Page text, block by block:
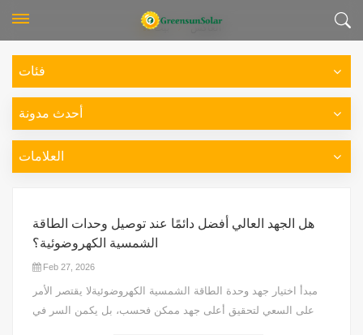
بيت العاكس
فئات
أحدث مدونة
العلامات
هل الجهد العالي أفضل دائمًا عند توصيل وحدات الطاقة
الشمسية الكهروضوئية؟
Feb 27, 2026
مبدأ اختيار جهد وحدة الطاقة الشمسية الكهروضوئيةلا يقتصر الأمر
على السعي لتحقيق أعلى جهد ممكن فحسب، بل يكمن السر في